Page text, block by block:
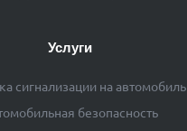
Услуги
сигнализации на автомобиль
безопасность